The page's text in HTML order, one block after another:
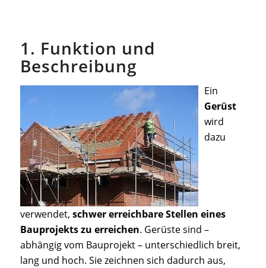
1. Funktion und
Beschreibung
Ein
Gerüst
wird
dazu
verwendet, schwer erreichbare Stellen eines
Bauprojekts zu erreichen. Gerüste sind –
abhängig vom Bauprojekt – unterschiedlich breit,
lang und hoch. Sie zeichnen sich dadurch aus,